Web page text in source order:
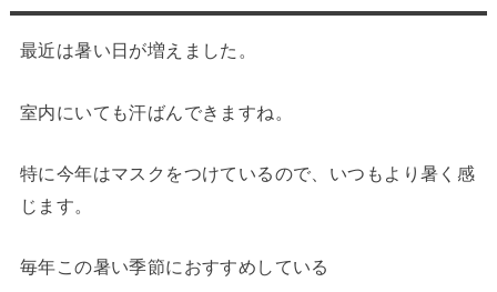
最近は暑い日が増えました。
室内にいても汗ばんできますね。
特に今年はマスクをつけているので、いつもより暑く感
じます。
毎年この暑い季節におすすめしている